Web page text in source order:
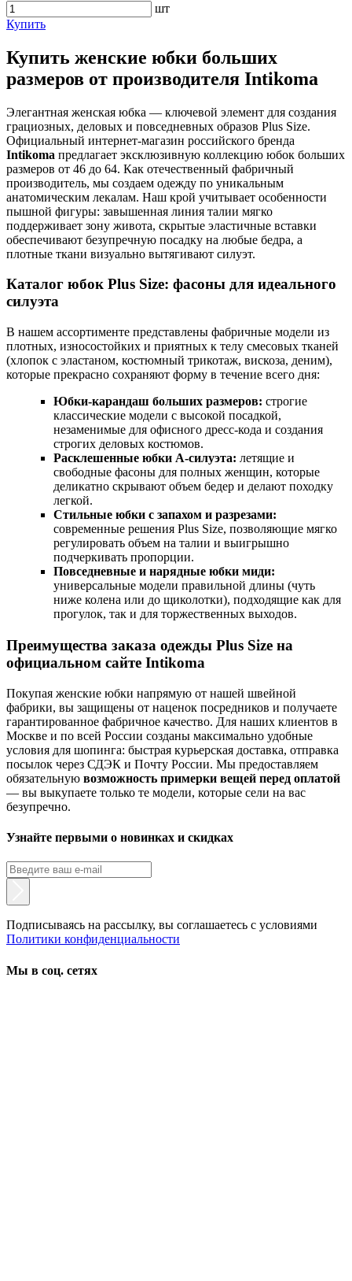
шт
Купить
Купить женские юбки больших
размеров от производителя Intikoma
Элегантная женская юбка — ключевой элемент для создания
грациозных, деловых и повседневных образов Plus Size.
Официальный интернет-магазин российского бренда
Intikoma предлагает эксклюзивную коллекцию юбок больших
размеров от 46 до 64. Как отечественный фабричный
производитель, мы создаем одежду по уникальным
анатомическим лекалам. Наш крой учитывает особенности
пышной фигуры: завышенная линия талии мягко
поддерживает зону живота, скрытые эластичные вставки
обеспечивают безупречную посадку на любые бедра, а
плотные ткани визуально вытягивают силуэт.
Каталог юбок Plus Size: фасоны для идеального
силуэта
В нашем ассортименте представлены фабричные модели из
плотных, износостойких и приятных к телу смесовых тканей
(хлопок с эластаном, костюмный трикотаж, вискоза, деним),
которые прекрасно сохраняют форму в течение всего дня:
Юбки-карандаш больших размеров: строгие
классические модели с высокой посадкой,
незаменимые для офисного дресс-кода и создания
строгих деловых костюмов.
Расклешенные юбки А-силуэта: летящие и
свободные фасоны для полных женщин, которые
деликатно скрывают объем бедер и делают походку
легкой.
Стильные юбки с запахом и разрезами:
современные решения Plus Size, позволяющие мягко
регулировать объем на талии и выигрышно
подчеркивать пропорции.
Повседневные и нарядные юбки миди:
универсальные модели правильной длины (чуть
ниже колена или до щиколотки), подходящие как для
прогулок, так и для торжественных выходов.
Преимущества заказа одежды Plus Size на
официальном сайте Intikoma
Покупая женские юбки напрямую от нашей швейной
фабрики, вы защищены от наценок посредников и получаете
гарантированное фабричное качество. Для наших клиентов в
Москве и по всей России созданы максимально удобные
условия для шопинга: быстрая курьерская доставка, отправка
посылок через СДЭК и Почту России. Мы предоставляем
обязательную возможность примерки вещей перед оплатой
— вы выкупаете только те модели, которые сели на вас
безупречно.
Узнайте первыми о новинках и скидках
Подписываясь на рассылку, вы соглашаетесь с условиями
Политики конфиденциальности
Мы в соц. сетях